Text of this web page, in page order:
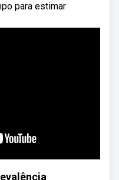
para estimar